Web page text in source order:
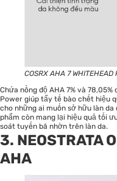
COSRX AHA 7 WHITEHEAD
Chứa nồng độ AHA 7% và
Power giúp tẩy tế bào chết hiệu
cho những ai muốn sở hữu làn da
phẩm còn mang lại hiệu quả tối
soát tuyến bã nhờn trên làn da.
3. NEOSTRATA
AHA